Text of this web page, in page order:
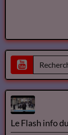
Le Flash info